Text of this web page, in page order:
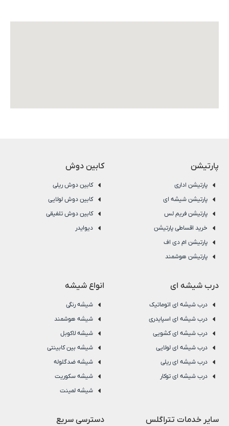
پارتیشن
پارتیشن اداری
پارتیشن شیشه ای
پارتیشن فریم لس
خرید اقساطی پارتیشن
پارتیشن ام دی اف
پارتیشن هوشمند
کابین دوش
کابین دوش ریلی
کابین دوش لولایی
کابین دوش تلفیقی
دیوایدر
درب شیشه ای
درب شیشه ای اتوماتیک
درب شیشه ای اسپایدری
درب شیشه ای کشویی
درب شیشه ای لولایی
درب شیشه ای ریلی
درب شیشه ای توکار
انواع شیشه
شیشه رنگی
شیشه هوشمند
شیشه لاکوبل
شیشه بین کابینتی
شیشه ضدگلوله
شیشه سکوریت
شیشه لمینت
سایر خدمات تتراگلس دسترسی سریع